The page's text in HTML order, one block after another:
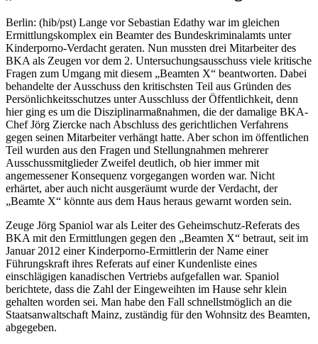
Berlin: (hib/pst) Lange vor Sebastian Edathy war im gleichen
Ermittlungskomplex ein Beamter des Bundeskriminalamts unter
Kinderporno-Verdacht geraten. Nun mussten drei Mitarbeiter des
BKA als Zeugen vor dem 2. Untersuchungsausschuss viele kritische
Fragen zum Umgang mit diesem „Beamten X“ beantworten. Dabei
behandelte der Ausschuss den kritischsten Teil aus Gründen des
Persönlichkeitsschutzes unter Ausschluss der Öffentlichkeit, denn
hier ging es um die Disziplinarmaßnahmen, die der damalige BKA-
Chef Jörg Ziercke nach Abschluss des gerichtlichen Verfahrens
gegen seinen Mitarbeiter verhängt hatte. Aber schon im öffentlichen
Teil wurden aus den Fragen und Stellungnahmen mehrerer
Ausschussmitglieder Zweifel deutlich, ob hier immer mit
angemessener Konsequenz vorgegangen worden war. Nicht
erhärtet, aber auch nicht ausgeräumt wurde der Verdacht, der
„Beamte X“ könnte aus dem Haus heraus gewarnt worden sein.
Zeuge Jörg Spaniol war als Leiter des Geheimschutz-Referats des
BKA mit den Ermittlungen gegen den „Beamten X“ betraut, seit im
Januar 2012 einer Kinderporno-Ermittlerin der Name einer
Führungskraft ihres Referats auf einer Kundenliste eines
einschlägigen kanadischen Vertriebs aufgefallen war. Spaniol
berichtete, dass die Zahl der Eingeweihten im Hause sehr klein
gehalten worden sei. Man habe den Fall schnellstmöglich an die
Staatsanwaltschaft Mainz, zuständig für den Wohnsitz des Beamten,
abgegeben.